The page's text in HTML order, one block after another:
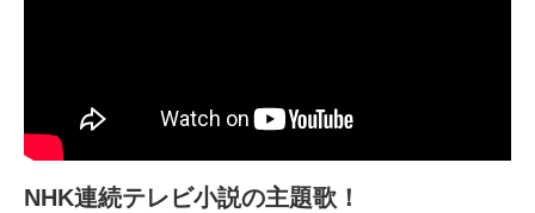
NHK連続テレビ小説の主題歌！